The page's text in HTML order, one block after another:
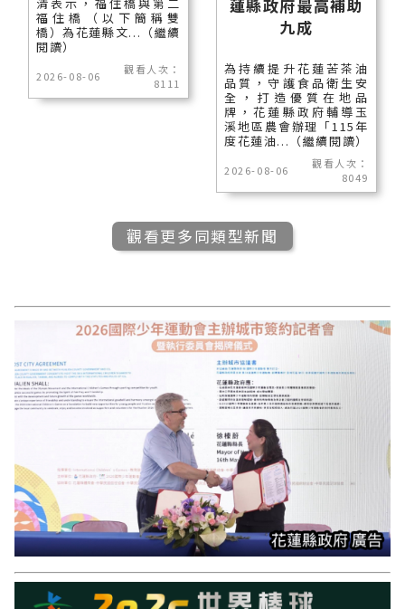
清表示，福住橋與第二
福住橋（以下簡稱雙
橋）為花蓮縣文...（繼續
閱讀）
2026-08-06
觀看人次：
8111
蓮縣政府最高補助
九成
為持續提升花蓮苦茶油
品質，守護食品衛生安
全，打造優質在地品
牌，花蓮縣政府輔導玉
溪地區農會辦理「115年
度花蓮油...（繼續閱讀）
2026-08-06
觀看人次：
8049
觀看更多同類型新聞